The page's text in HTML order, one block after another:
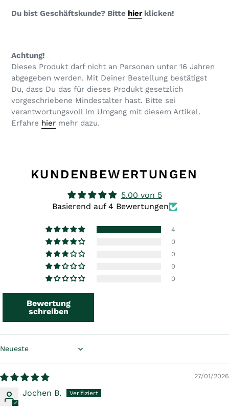
Du bist Geschäftskunde? Bitte hierklicken!
Achtung!
Dieses Produkt darf nicht an Personen unter 16 Jahren
abgegeben werden. Mit Deiner Bestellung bestätigst
Du, dass Du das für dieses Produkt gesetzlich
vorgeschriebene Mindestalter hast. Bitte sei
verantwortungsvoll im Umgang mit diesem Artikel.
Erfahre hier mehr dazu.
KUNDENBEWERTUNGEN
5.00 von 5
Basierend auf 4 Bewertungen
4
0
0
0
0
Bewertung
schreiben
Sort by
27/01/2026
Jochen B.